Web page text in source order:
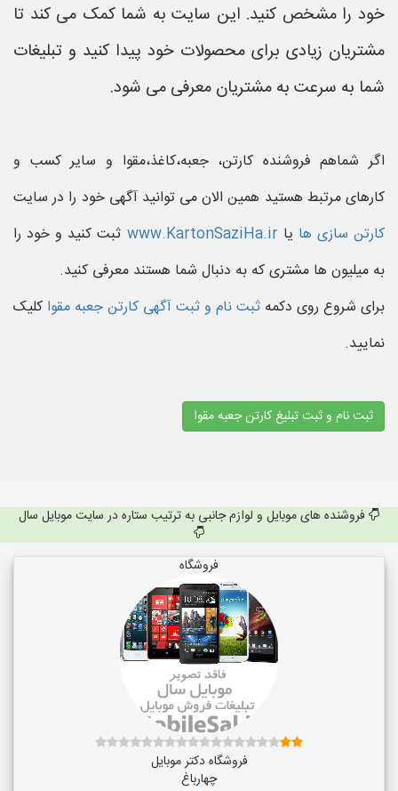
خود را مشخص کنید. این سایت به شما کمک می کند تا
مشتریان زیادی برای محصولات خود پیدا کنید و تبلیغات
شما به سرعت به مشتریان معرفی می شود.
اگر شماهم فروشنده کارتن، جعبه،کاغذ،مقوا و سایر کسب و
کارهای مرتبط هستید همین الان می توانید آگهی خود را در سایت
کارتن سازی ها یاwww.KartonSaziHa.ir ثبت کنید و خود را
به میلیون ها مشتری که به دنبال شما هستند معرفی کنید.
برای شروع روی دکمه ثبت نام و ثبت آگهی کارتن جعبه مقوا کلیک
نمایید.
ثبت نام و ثبت تبلیغ کارتن جعبه مقوا
فروشنده های موبایل و لوازم جانبی به ترتیب ستاره در سایت موبایل سال
فروشگاه
فروشگاه دکتر موبایل
چهارباغ